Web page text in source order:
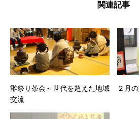
関連記事
雛祭り茶会～世代を超えた地域
交流
２月